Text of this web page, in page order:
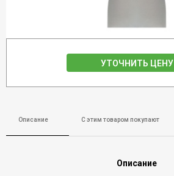
УТОЧНИТЬ ЦЕНУ
Описание С этим товаром покупают
Описание